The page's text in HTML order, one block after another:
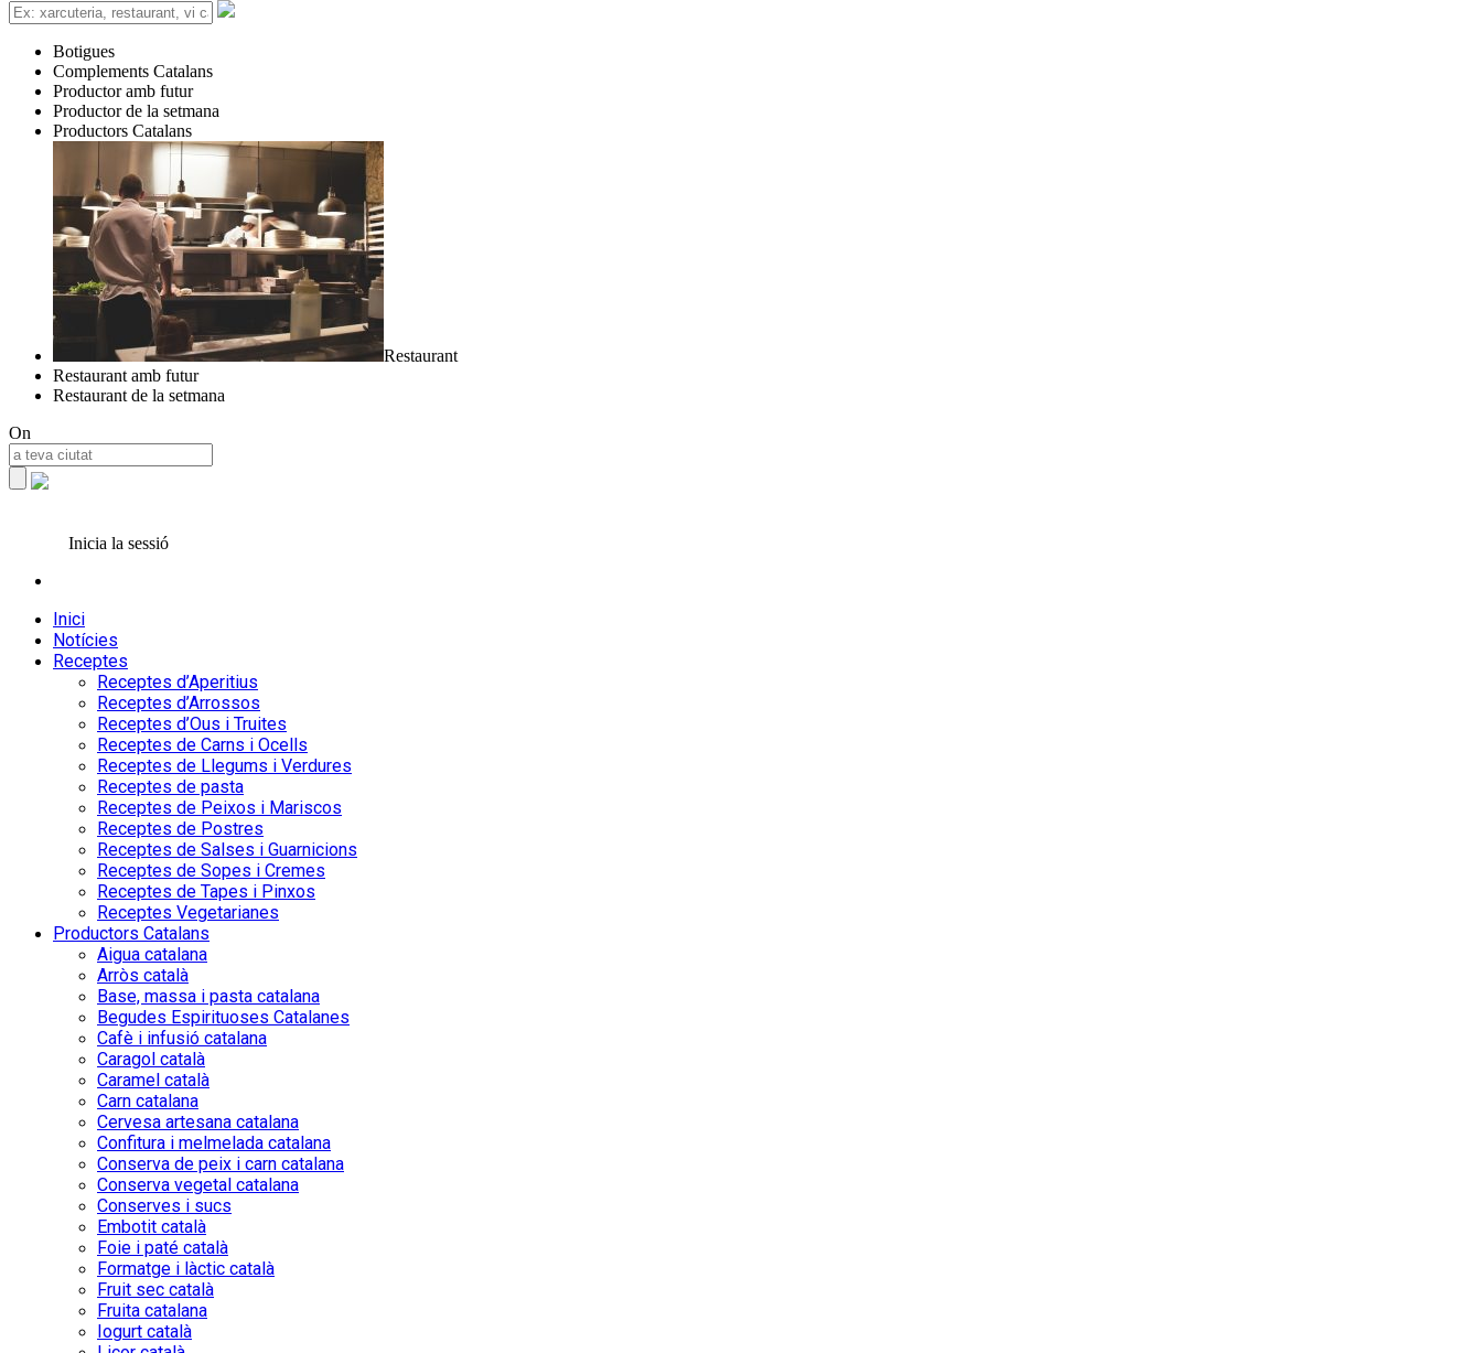
Botigues
Complements Catalans
Productor amb futur
Productor de la setmana
Productors Catalans
Restaurant
Restaurant amb futur
Restaurant de la setmana
On
Inicia la sessió
Inici
Notícies
Receptes
Receptes d’Aperitius
Receptes d’Arrossos
Receptes d’Ous i Truites
Receptes de Carns i Ocells
Receptes de Llegums i Verdures
Receptes de pasta
Receptes de Peixos i Mariscos
Receptes de Postres
Receptes de Salses i Guarnicions
Receptes de Sopes i Cremes
Receptes de Tapes i Pinxos
Receptes Vegetarianes
Productors Catalans
Aigua catalana
Arròs català
Base, massa i pasta catalana
Begudes Espirituoses Catalanes
Cafè i infusió catalana
Caragol català
Caramel català
Carn catalana
Cervesa artesana catalana
Confitura i melmelada catalana
Conserva de peix i carn catalana
Conserva vegetal catalana
Conserves i sucs
Embotit català
Foie i paté català
Formatge i làctic català
Fruit sec català
Fruita catalana
Iogurt català